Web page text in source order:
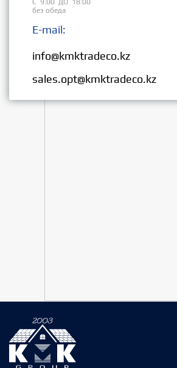
без обеда
E-mail:
info@kmktradeco.kz
sales.opt@kmktradeco.kz